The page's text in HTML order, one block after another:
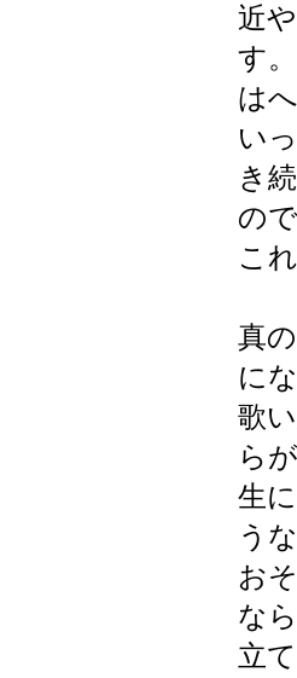
近
す
は
い
き
の
こ
真
に
歌
ら
生
う
お
な
立